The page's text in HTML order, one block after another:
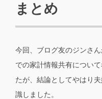
まとめ
今回、ブログ友のジンさ
での家計情報共有につい
たが、結論としてやはり
識しました。